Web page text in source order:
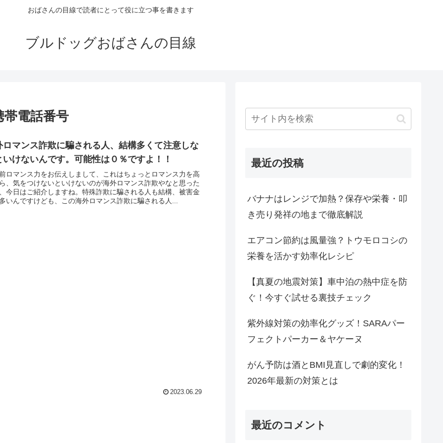
おばさんの目線で読者にとって役に立つ事を書きます
ブルドッグおばさんの目線
電話番号
ロマンス詐欺に騙される人、結構多くて注意しな
いけないんです。可能性は０％ですよ！！
ロマンス力をお伝えしまして、これはちょっとロマンス力を高
、気をつけないといけないのが海外ロマンス詐欺やなと思った
今日はご紹介しますね。特殊詐欺に騙される人も結構、被害金
いんですけども、この海外ロマンス詐欺に騙される人...
2023.06.29
最近の投稿
バナナはレンジで加熱？保存や栄養・叩
き売り発祥の地まで徹底解説
エアコン節約は風量強？トウモロコシの
栄養を活かす効率化レシピ
【真夏の地震対策】車中泊の熱中症を防
ぐ！今すぐ試せる裏技チェック
紫外線対策の効率化グッズ！SARAパー
フェクトパーカー＆ヤケーヌ
がん予防は酒とBMI見直しで劇的変化！
2026年最新の対策とは
最近のコメント